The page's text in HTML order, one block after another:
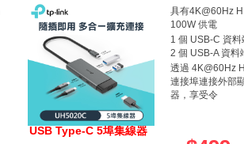
USB Type-C 5埠集線器
具有4K@60Hz
100W 供電
1 個 USB-C 資料
2 個 USB-A 資料
透過 4K@60Hz
連接埠連接外部
器，享受令